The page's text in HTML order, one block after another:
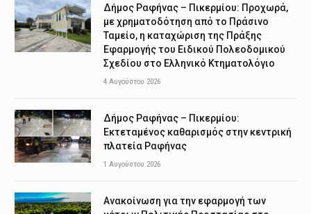
Δήμος Ραφήνας – Πικερμίου: Προχωρά,
με χρηματοδότηση από το Πράσινο
Ταμείο, η καταχώριση της Πράξης
Εφαρμογής του Ειδικού Πολεοδομικού
Σχεδίου στο Ελληνικό Κτηματολόγιο
4 Αυγούστου 2026
Δήμος Ραφήνας – Πικερμίου:
Εκτεταμένος καθαρισμός στην κεντρική
πλατεία Ραφήνας
1 Αυγούστου 2026
Ανακοίνωση για την εφαρμογή των